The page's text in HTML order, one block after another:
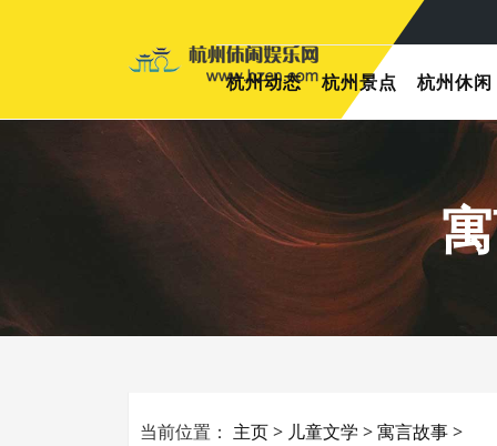
杭州动态 杭州景点 杭州休闲
当前位置： 主页> 儿童文学 >寓言故事>